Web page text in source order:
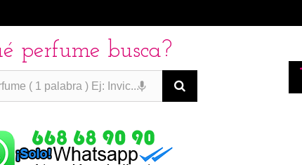
perfume busca?